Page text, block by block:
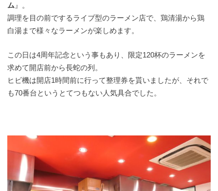
ム 』。
調理を目の前でするライブ型のラーメン店で、鶏清湯から鶏
白湯まで様々なラーメンが楽しめます。
この日は4周年記念という事もあり、限定120杯のラーメンを
求めて開店前から長蛇の列。
ヒビ機は開店1時間前に行って整理券を貰いましたが、それで
も70番台というとてつもない人気具合でした。